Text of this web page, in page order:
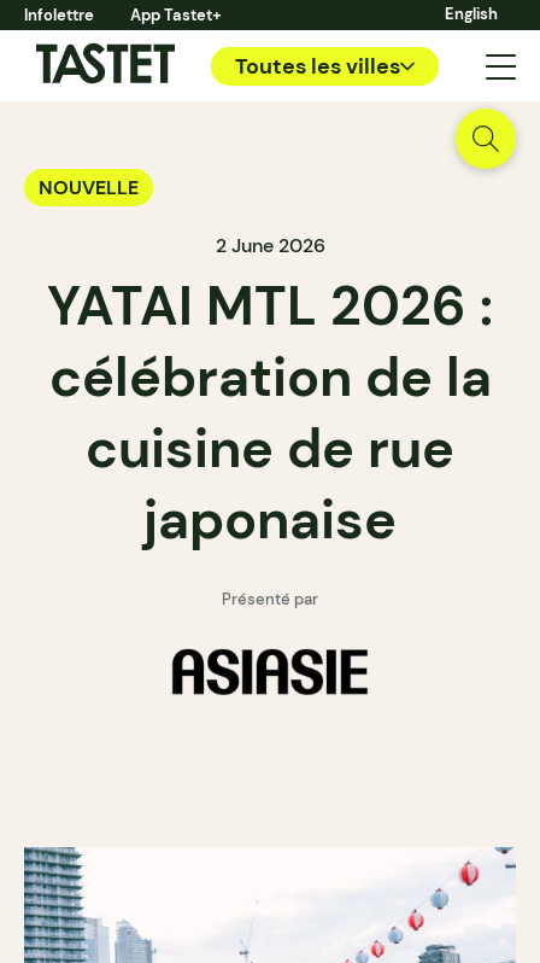
Infolettre App Tastet+ English
Toutes les villes
NOUVELLE
2 June 2026
YATAI MTL 2026 :
célébration de la
cuisine de rue
japonaise
Présenté par